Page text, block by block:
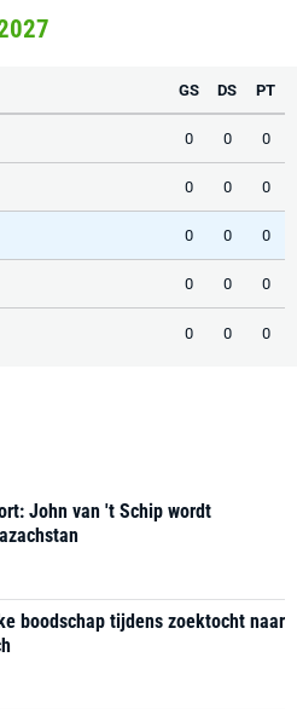
GS DS PT
0 0 0
0 0 0
0 0 0
0 0 0
0 0 0
John van 't Schip wordt
boodschap tijdens zoektocht naar